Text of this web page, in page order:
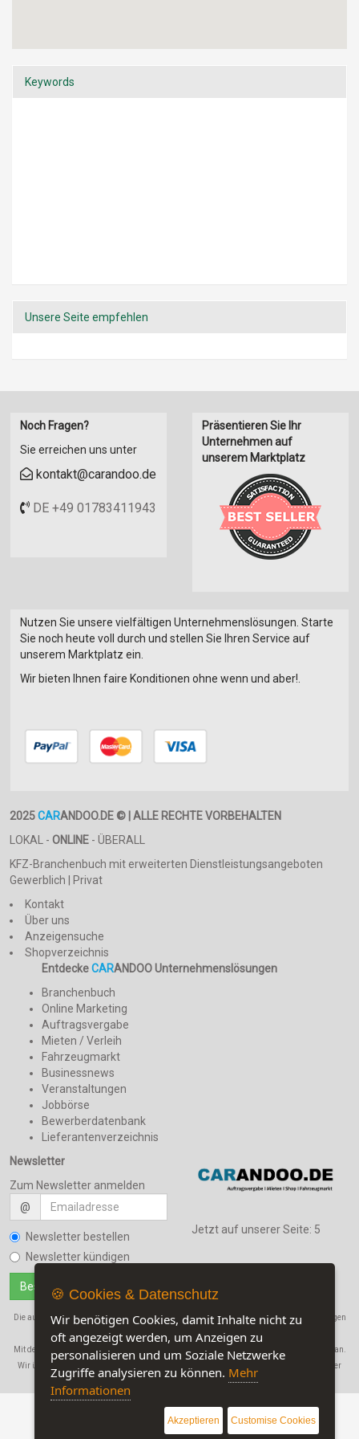
Keywords
Unsere Seite empfehlen
Noch Fragen?
Sie erreichen uns unter
kontakt@carandoo.de
DE +49 01783411943
Präsentieren Sie Ihr
Unternehmen auf
unserem Marktplatz
Nutzen Sie unsere vielfältigen Unternehmenslösungen. Starte
Sie noch heute voll durch und stellen Sie Ihren Service auf
unserem Marktplatz ein.
Wir bieten Ihnen faire Konditionen ohne wenn und aber!.
2025CARANDOO.DE © | ALLE RECHTE VORBEHALTEN
LOKAL - ONLINE - ÜBERALL
KFZ-Branchenbuch mit erweiterten Dienstleistungsangeboten
Gewerblich | Privat
Kontakt
Über uns
Anzeigensuche
Shopverzeichnis
EntdeckeCARANDOO Unternehmenslösungen
Branchenbuch
Online Marketing
Auftragsvergabe
Mieten / Verleih
Fahrzeugmarkt
Businessnews
Veranstaltungen
Jobbörse
Bewerberdatenbank
Lieferantenverzeichnis
Newsletter
Zum Newsletter anmelden
@
Newsletter bestellen
Newsletter kündigen
Jetzt auf unserer Seite: 5
Die auf dieser Seite verwendeten Produktbezeichnungen, Namen und Warenbezeichnungen
sind Eigentum der jeweiligen Firmen.
Mit der Benutzung dieser Seite erkennen Sie unsere
AGB Datenschutzerklärung
an.
Wir übernehmen in keinem Fall eine Haftung für Schäden, die durch den Gebrauch dieser
🍪 Cookies & Datenschutz
Wir benötigen Cookies, damit Inhalte nicht zu
oft angezeigt werden, um Anzeigen zu
personalisieren und um Soziale Netzwerke
Zugriffe analysieren zu können. Mehr
Informationen
Akzeptieren Customise Cookies